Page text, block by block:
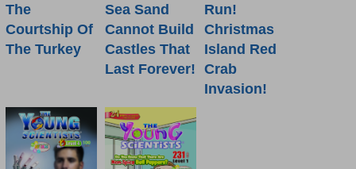
The
Courtship Of
The Turkey
Sea Sand
Cannot Build
Castles That
Last Forever!
Run!
Christmas
Island Red
Crab
Invasion!